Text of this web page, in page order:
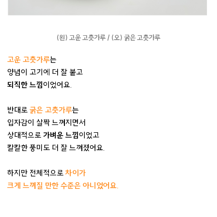
(왼) 고운 고춧가루 / (오) 굵은 고춧가루
고운 고춧가루는
양념이 고기에 더 잘 붙고
되직한 느낌이었어요.
반대로 굵은 고춧가루는
입자감이 살짝 느껴지면서
상대적으로 가벼운 느낌이었고
칼칼한 풍미도 더 잘 느껴졌어요.
하지만 전체적으로 차이가
크게 느껴질 만한 수준은 아니었어요.